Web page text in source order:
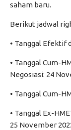
saham baru.
Berikut jadwal
• Tanggal Efektif
• Tanggal Cum-
Negosiasi: 24
• Tanggal Cum-
• Tanggal Ex-
25 November